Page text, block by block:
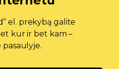
el. prekybą galite
kur ir bet kam –